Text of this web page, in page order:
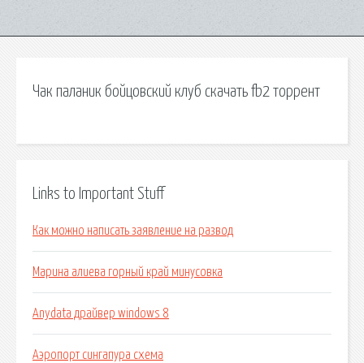
Чак паланик бойцовский клуб скачать fb2 торрент
Links to Important Stuff
Как можно написать заявление на развод
Марина алиева горный край минусовка
Anydata драйвер windows 8
Аэропорт сингапура схема